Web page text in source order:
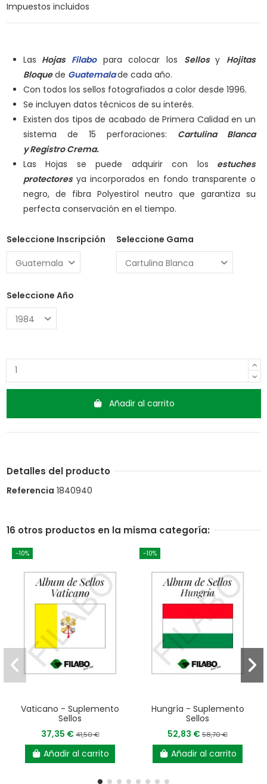
Impuestos incluidos
Las Hojas Filabo para colocar los Sellos y Hojitas
Bloquede Guatemalade cada año.
Con todos los sellos fotografiados a color desde 1996.
Se incluyen datos técnicos de su interés.
Existen dos tipos de acabado de Primera Calidad en un
sistema de 15 perforaciones: Cartulina Blanca
yRegistro Crema.
Las Hojas se puede adquirir con los estuches
protectoresya incorporados en fondo transparente o
negro, de fibra Polyestirol neutro que garantiza su
perfecta conservación en el tiempo.
Seleccione Inscripción Seleccione Gama
Seleccione Año
Añadir al carrito
Detalles del producto
Referencia 1840940
16 otros productos en la misma categoría:
-10%
Vaticano - Suplemento
Sellos
37,35 €41,50 €
Añadir al carrito
-10%
Hungría - Suplemento
Sellos
52,83 €58,70 €
Añadir al carrito